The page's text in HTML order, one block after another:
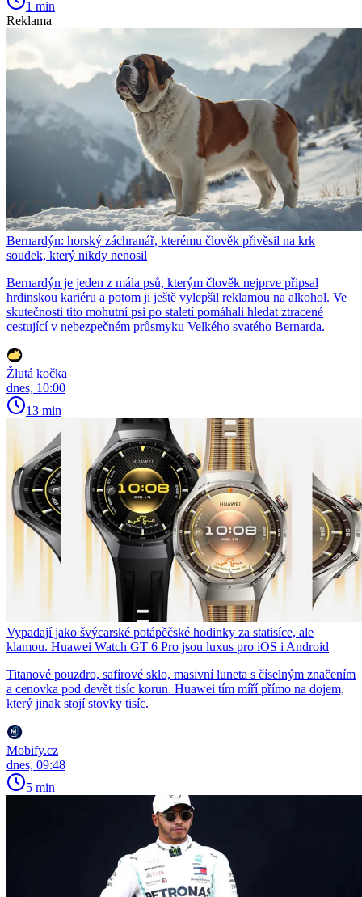
1 min
Reklama
Bernardýn: horský záchranář, kterému člověk přivěsil na krk
soudek, který nikdy nenosil
Bernardýn je jeden z mála psů, kterým člověk nejprve připsal
hrdinskou kariéru a potom ji ještě vylepšil reklamou na alkohol. Ve
skutečnosti tito mohutní psi po staletí pomáhali hledat ztracené
cestující v nebezpečném průsmyku Velkého svatého Bernarda.
Žlutá kočka
dnes, 10:00
13 min
Vypadají jako švýcarské potápěčské hodinky za statisíce, ale
klamou. Huawei Watch GT 6 Pro jsou luxus pro iOS i Android
Titanové pouzdro, safírové sklo, masivní luneta s číselným značením
a cenovka pod devět tisíc korun. Huawei tím míří přímo na dojem,
který jinak stojí stovky tisíc.
Mobify.cz
dnes, 09:48
5 min